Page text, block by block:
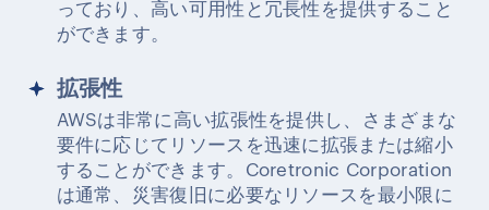
っており、高い可用性と冗長性を提供すること
ができます。
拡張性
AWSは非常に高い拡張性を提供し、さまざまな
要件に応じてリソースを迅速に拡張または縮小
することができます。Coretronic Corporation
は通常、災害復旧に必要なリソースを最小限に